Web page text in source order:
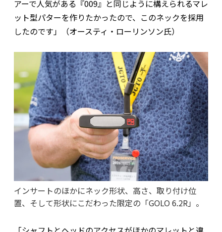
アーで人気がある『009』と同じように構えられるマレ
ット型パターを作りたかったので、このネックを採用
したのです」（オースティ・ローリンソン氏）
インサートのほかにネック形状、高さ、取り付け位
置、そして形状にこだわった限定の「GOLO 6.2R」。